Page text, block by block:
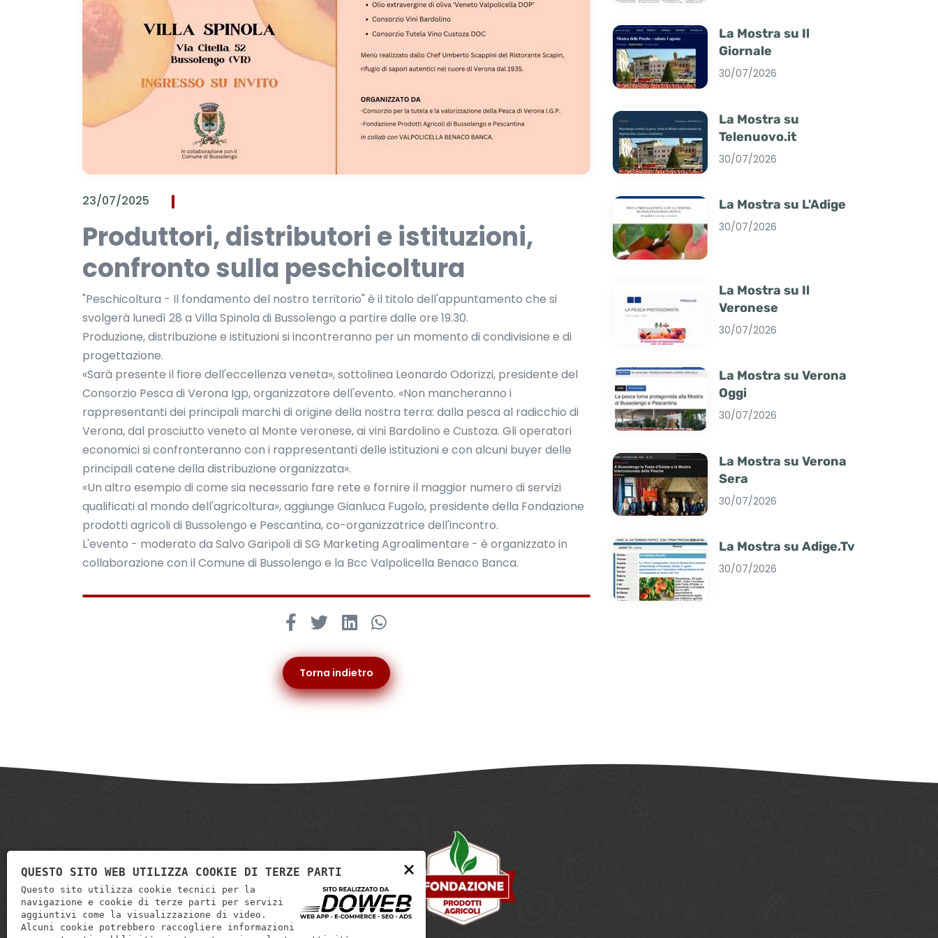
23/07/2025
Produttori, distributori e istituzioni,
confronto sulla peschicoltura
"Peschicoltura - Il fondamento del nostro territorio" è il titolo dell'appuntamento che si
svolgerà lunedì 28 a Villa Spinola di Bussolengo a partire dalle ore 19.30.
Produzione, distribuzione e istituzioni si incontreranno per un momento di condivisione e di
progettazione.
«Sarà presente il fiore dell'eccellenza veneta», sottolinea Leonardo Odorizzi, presidente del
Consorzio Pesca di Verona Igp, organizzatore dell'evento. «Non mancheranno i
rappresentanti dei principali marchi di origine della nostra terra: dalla pesca al radicchio di
Verona, dal prosciutto veneto al Monte veronese, ai vini Bardolino e Custoza. Gli operatori
economici si confronteranno con i rappresentanti delle istituzioni e con alcuni buyer delle
principali catene della distribuzione organizzata».
«Un altro esempio di come sia necessario fare rete e fornire il maggior numero di servizi
qualificati al mondo dell'agricoltura», aggiunge Gianluca Fugolo, presidente della Fondazione
prodotti agricoli di Bussolengo e Pescantina, co-organizzatrice dell'incontro.
L'evento - moderato da Salvo Garipoli di SG Marketing Agroalimentare - è organizzato in
collaborazione con il Comune di Bussolengo e la Bcc Valpolicella Benaco Banca.
Torna indietro
La Mostra su Il
Giornale
30/07/2026
La Mostra su
Telenuovo.it
30/07/2026
La Mostra su L'Adige
30/07/2026
La Mostra su Il
Veronese
30/07/2026
La Mostra su Verona
Oggi
30/07/2026
La Mostra su Verona
Sera
30/07/2026
La Mostra su Adige.Tv
30/07/2026
×
QUESTO SITO WEB UTILIZZA COOKIE DI TERZE PARTI
Questo sito utilizza cookie tecnici per la
navigazione e cookie di terze parti per servizi
aggiuntivi come la visualizzazione di video.
Alcuni cookie potrebbero raccogliere informazioni